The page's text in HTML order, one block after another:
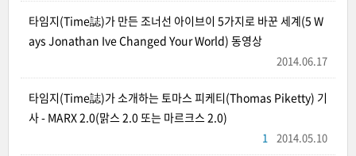
타임지(Time誌)가 만든 조너선 아이브이 5가지로 바꾼 세계(5 W
ays Jonathan Ive Changed Your World) 동영상
2014.06.17
타임지(Time誌)가 소개하는 토마스 피케티(Thomas Piketty) 기
사 - MARX 2.0(맑스 2.0 또는 마르크스 2.0)
2014.05.10
1